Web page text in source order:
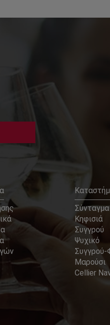
Σύνταγμα
Κηφισιά
Συγγρού
Ψυχικό
Συγγρού-
Μαρούσι
Cellier